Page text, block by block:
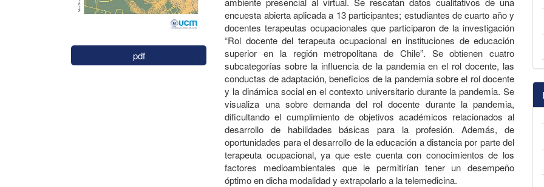
pdf
encuesta abierta aplicada a 13 participantes; estudiantes de cuarto año y
docentes terapeutas ocupacionales que participaron de la investigación
“Rol docente del terapeuta ocupacional en instituciones de educación
superior en la región metropolitana de Chile”. Se obtienen cuatro
subcategorías sobre la influencia de la pandemia en el rol docente, las
conductas de adaptación, beneficios de la pandemia sobre el rol docente
y la dinámica social en el contexto universitario durante la pandemia. Se
visualiza una sobre demanda del rol docente durante la pandemia,
dificultando el cumplimiento de objetivos académicos relacionados al
desarrollo de habilidades básicas para la profesión. Además, de
oportunidades para el desarrollo de la educación a distancia por parte del
terapeuta ocupacional, ya que este cuenta con conocimientos de los
factores medioambientales que le permitirían tener un desempeño
óptimo en dicha modalidad y extrapolarlo a la telemedicina.